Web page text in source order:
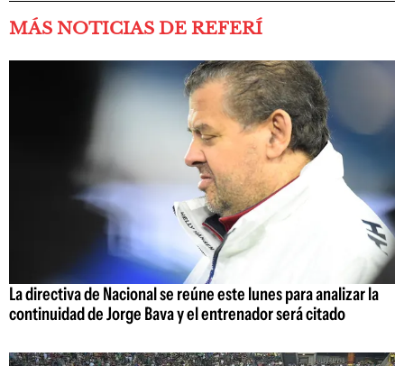
MÁS NOTICIAS DE REFERÍ
La directiva de Nacional se reúne este lunes para analizar la
continuidad de Jorge Bava y el entrenador será citado